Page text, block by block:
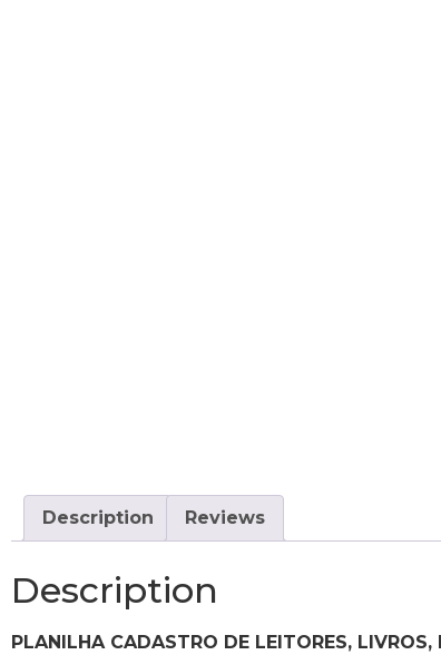
Description Reviews
Description
PLANILHA CADASTRO DE LEITORES,